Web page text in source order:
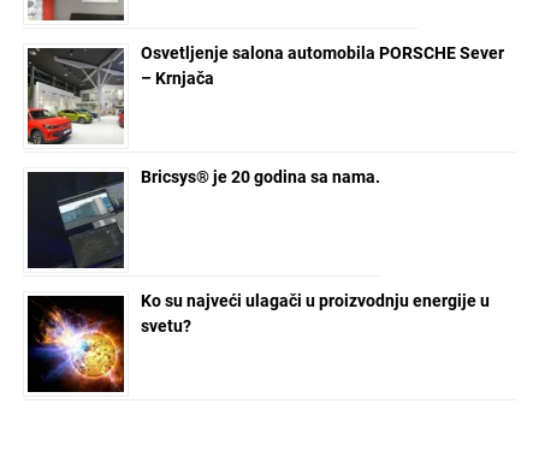
Osvetljenje salona automobila PORSCHE Sever
– Krnjača
Bricsys® je 20 godina sa nama.
Ko su najveći ulagači u proizvodnju energije u
svetu?